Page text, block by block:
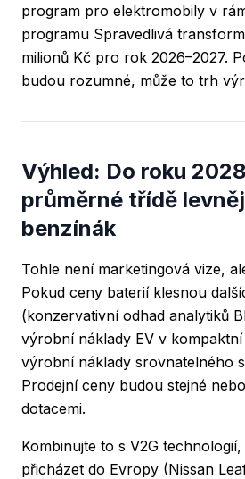
program pro elektromobily v
programu Spravedlivá
milionů Kč pro rok 2026–2027.
budou rozumné, může to trh
Výhled: Do roku
průměrné třídě
benzínák
Tohle není marketingová vize,
Pokud ceny baterií klesnou
(konzervativní odhad analytiků
výrobní náklady EV v
výrobní náklady srovnatelného
Prodejní ceny budou stejné
dotacemi.
Kombinujte to s V2G
přicházet do Evropy (Nissan